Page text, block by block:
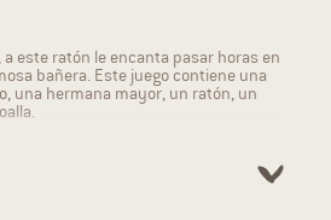
a este ratón le encanta pasar horas en
bañera. Este juego contiene una
una hermana mayor, un ratón, un